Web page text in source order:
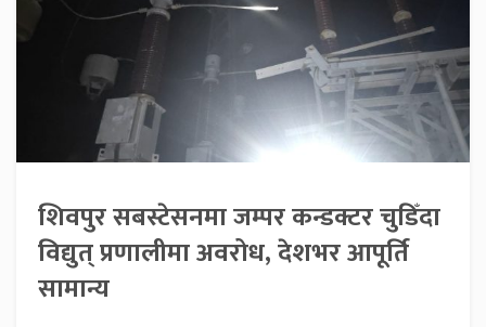
शिवपुर सबस्टेसनमा जम्पर कन्डक्टर चुडिँदा
विद्युत् प्रणालीमा अवरोध, देशभर आपूर्ति
सामान्य